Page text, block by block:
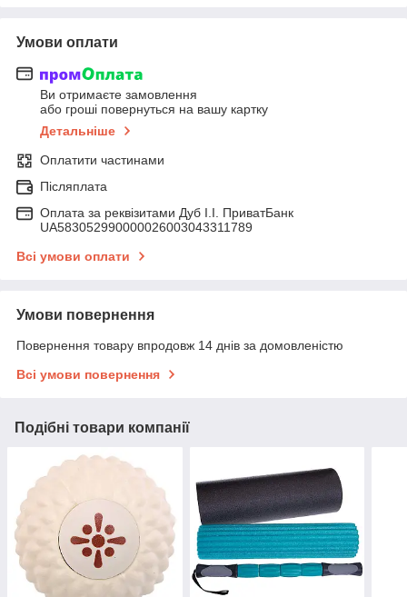
Умови оплати
Ви отримаєте замовлення
або гроші повернуться на вашу картку
Детальніше
Оплатити частинами
Післяплата
Оплата за реквізитами Дуб І.І. ПриватБанк
UA583052990000026003043311789
Всі умови оплати
Умови повернення
Повернення товару впродовж 14 днів за домовленістю
Всі умови повернення
Подібні товари компанії